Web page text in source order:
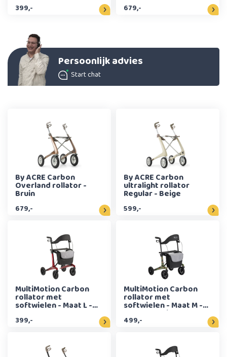
399,- 679,-
Persoonlijk advies
Start chat
By ACRE Carbon
Overland rollator -
Bruin
679,-
By ACRE Carbon
ultralight rollator
Regular - Beige
599,-
MultiMotion Carbon
rollator met
softwielen - Maat L -
399,-
MultiMotion Carbon
rollator met
softwielen - Maat M -
Bloemenprint
499,-